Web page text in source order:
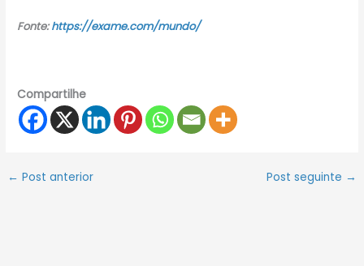
Fonte:https://exame.com/mundo/
Compartilhe
← Post anterior Post seguinte →